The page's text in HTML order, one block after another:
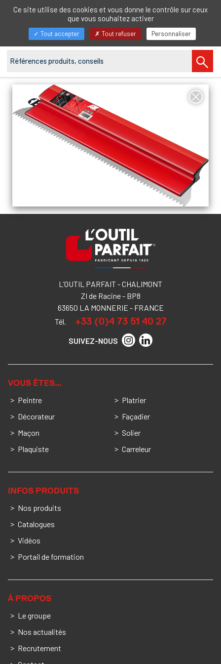
FR
Afficher/masquer
L’OUTIL PARFAIT - CHALIMONT
ZI de Racine - BP8
63650 LA MONNERIE - FRANCE
Tél.
+33 (0)4 73 51 40 27
SUIVEZ-NOUS
VOUS ÊTES…
Peintre
Décorateur
Maçon
Plaquiste
Platrier
Façadier
Solier
Carreleur
INFOS PRODUITS
Nos produits
Catalogues
Vidéos
Portail de formation
À PROPOS
Le groupe
Nos actualités
Recrutement
Ce site utilise des cookies et vous donne le contrôle sur ceux
que vous souhaitez activer
Tout accepter Tout refuser Personnaliser